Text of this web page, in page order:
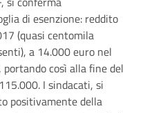
di esenzione: reddito
(quasi centomila
a 14.000 euro nel
così alla fine del
I sindacati, si
positivamente della